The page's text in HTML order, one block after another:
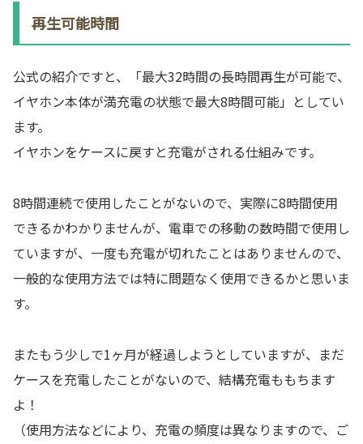
再生可能時間
公式の紹介ですと、「最大32時間の長時間再生が可能で、
イヤホン本体が満充電の状態で最大8時間可能」としてい
ます。
イヤホンをケースに戻すと充電がされる仕組みです。
8時間連続で使用したことがないので、実際に8時間使用
できるかわかりませんが、電車での移動の数時間で使用し
ていますが、一度も充電が切れたことはありませんので、
一般的な使用方法では特に問題なく使用できるかと思いま
す。
またもう少しで1ヶ月が経過しようとしていますが、まだ
ケースを充電したことがないので、結構充電ももちます
よ！
（使用方法などにより、充電の頻度は異なりますので、ご